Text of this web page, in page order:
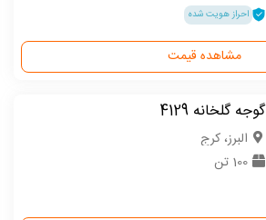
احراز هویت شده
مشاهده قیمت
گوجه گلخانه 4129
البرز، کرج
100 تن